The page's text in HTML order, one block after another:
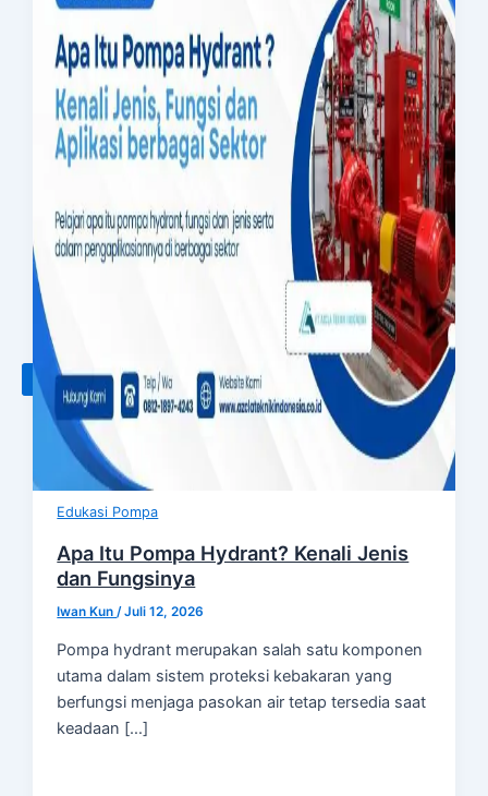
Panel Electric Pump
Genset
Genset Perkins
Genset Yanmar
Genset V-GEN
Toko
Galeri
Edukasi Pompa
Apa Itu Pompa Hydrant? Kenali Jenis
dan Fungsinya
Iwan Kun/Juli 12, 2026
Pompa hydrant merupakan salah satu komponen
utama dalam sistem proteksi kebakaran yang
berfungsi menjaga pasokan air tetap tersedia saat
keadaan […]